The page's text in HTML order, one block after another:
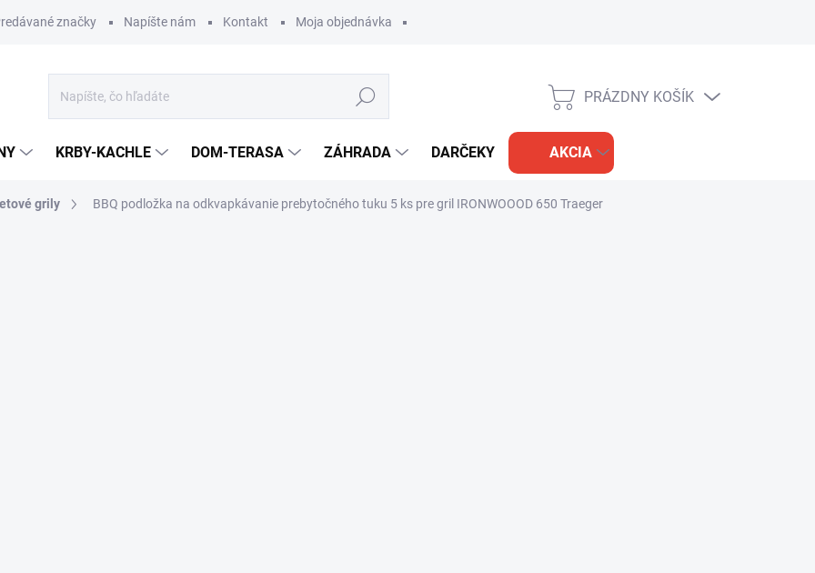
značky Napíšte nám Kontakt Moja objednávka
Hľadať
NÁKUPNÝ
PRÁZDNY KOŠÍK
KRBY-KACHLE DOM-TERASA ZÁHRADA DARČEKY AKCIA
grily BBQ podložka na odkvapkávanie prebytočného tuku 5 ks pre gril IRONWOOOD 650 Traeger